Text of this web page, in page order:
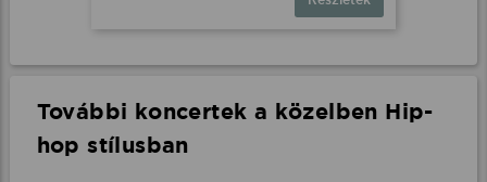
További koncertek a közelben Hip-
hop stílusban